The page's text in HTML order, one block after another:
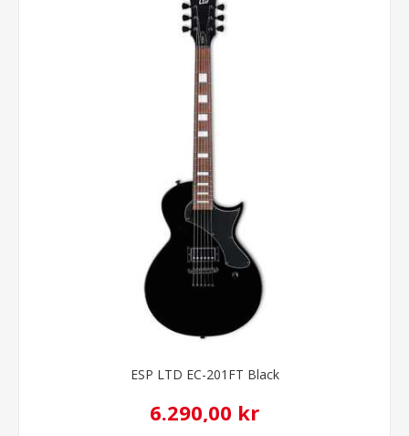
ESP LTD EC-201FT Black
6.290,00 kr